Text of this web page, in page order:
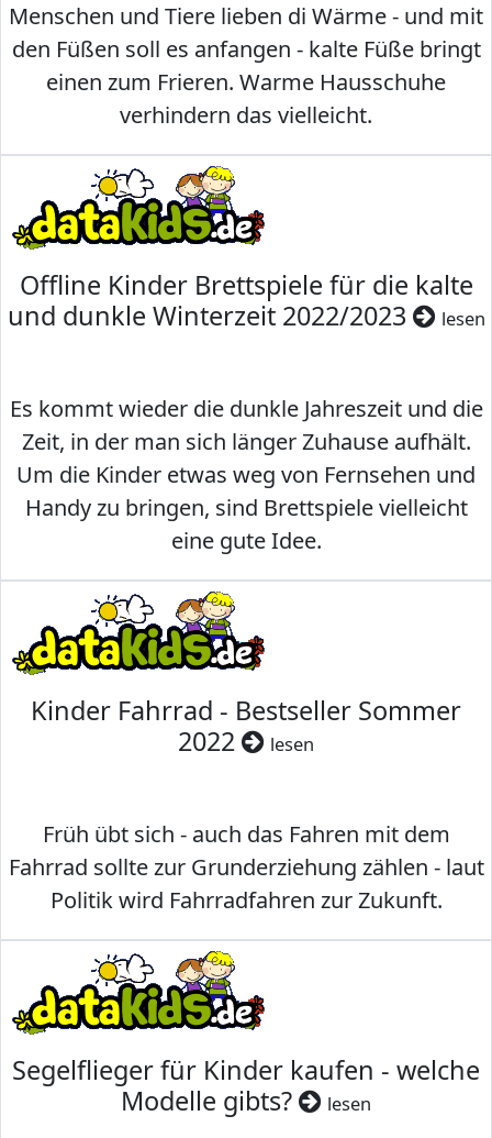
Menschen und Tiere lieben di Wärme - und mit
den Füßen soll es anfangen - kalte Füße bringt
einen zum Frieren. Warme Hausschuhe
verhindern das vielleicht.
Offline Kinder Brettspiele für die kalte
und dunkle Winterzeit 2022/2023
lesen
Es kommt wieder die dunkle Jahreszeit und die
Zeit, in der man sich länger Zuhause aufhält.
Um die Kinder etwas weg von Fernsehen und
Handy zu bringen, sind Brettspiele vielleicht
eine gute Idee.
Kinder Fahrrad - Bestseller Sommer
2022
lesen
Früh übt sich - auch das Fahren mit dem
Fahrrad sollte zur Grunderziehung zählen - laut
Politik wird Fahrradfahren zur Zukunft.
Segelflieger für Kinder kaufen - welche
Modelle gibts?
lesen